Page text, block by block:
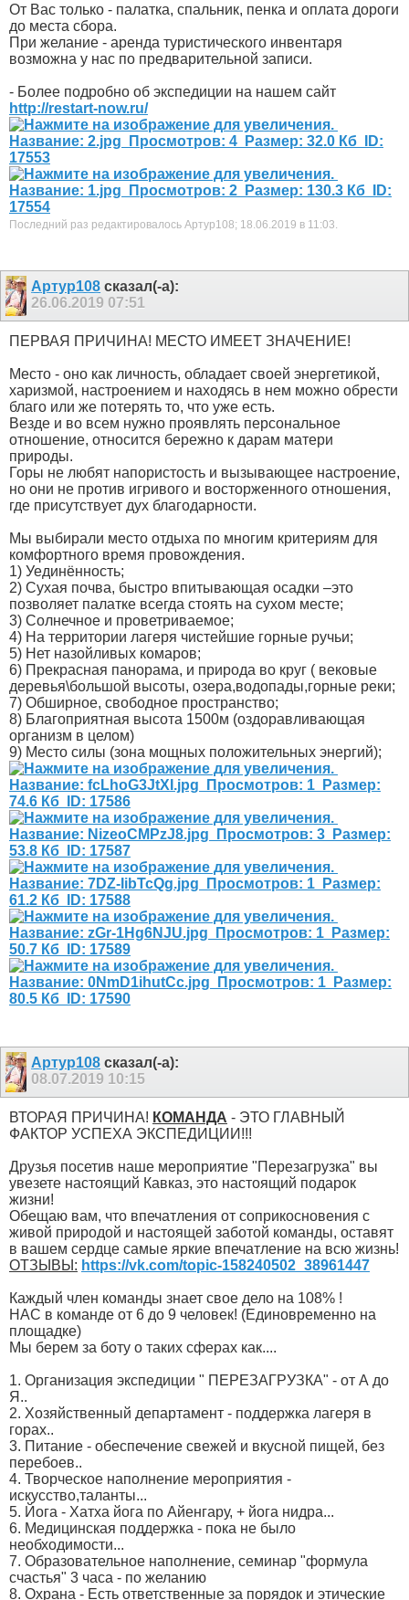
От Вас только - палатка, спальник, пенка и оплата дороги
до места сбора.
При желание - аренда туристического инвентаря
возможна у нас по предварительной записи.
- Более подробно об экспедиции на нашем сайт
http://restart-now.ru/
Последний раз редактировалось Артур108; 18.06.2019 в 11:03.
Артур108 сказал(-а):
26.06.2019 07:51
ПЕРВАЯ ПРИЧИНА! МЕСТО ИМЕЕТ ЗНАЧЕНИЕ!
Место - оно как личность, обладает своей энергетикой,
харизмой, настроением и находясь в нем можно обрести
благо или же потерять то, что уже есть.
Везде и во всем нужно проявлять персональное
отношение, относится бережно к дарам матери
природы.
Горы не любят напористость и вызывающее настроение,
но они не против игривого и восторженного отношения,
где присутствует дух благодарности.
Мы выбирали место отдыха по многим критериям для
комфортного время провождения.
1) Уединённость;
2) Сухая почва, быстро впитывающая осадки –это
позволяет палатке всегда стоять на сухом месте;
3) Солнечное и проветриваемое;
4) На территории лагеря чистейшие горные ручьи;
5) Нет назойливых комаров;
6) Прекрасная панорама, и природа во круг ( вековые
деревья\большой высоты, озера,водопады,горные реки;
7) Обширное, свободное пространство;
8) Благоприятная высота 1500м (оздоравливающая
организм в целом)
9) Место силы (зона мощных положительных энергий);
Артур108 сказал(-а):
08.07.2019 10:15
ВТОРАЯ ПРИЧИНА! КОМАНДА - ЭТО ГЛАВНЫЙ
ФАКТОР УСПЕХА ЭКСПЕДИЦИИ!!!
Друзья посетив наше мероприятие "Перезагрузка" вы
увезете настоящий Кавказ, это настоящий подарок
жизни!
Обещаю вам, что впечатления от соприкосновения с
живой природой и настоящей заботой команды, оставят
в вашем сердце самые яркие впечатление на всю жизнь!
ОТЗЫВЫ: https://vk.com/topic-158240502_38961447
Каждый член команды знает свое дело на 108% !
НАС в команде от 6 до 9 человек! (Единовременно на
площадке)
Мы берем за боту о таких сферах как....
1. Организация экспедиции " ПЕРЕЗАГРУЗКА" - от А до
Я..
2. Хозяйственный департамент - поддержка лагеря в
горах..
3. Питание - обеспечение свежей и вкусной пищей, без
перебоев..
4. Творческое наполнение мероприятия -
искусство,таланты...
5. Йога - Хатха йога по Айенгару, + йога нидра...
6. Медицинская поддержка - пока не было
необходимости...
7. Образовательное наполнение, семинар "формула
счастья" 3 часа - по желанию
8. Охрана - Есть ответственные за порядок и этические